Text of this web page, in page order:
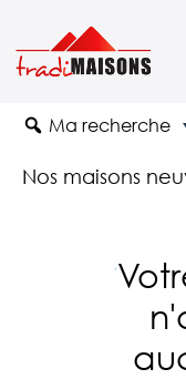
Ma recherche
Nos maisons